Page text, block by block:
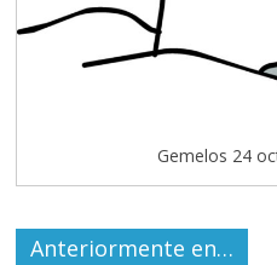
Gemelos 24
Anteriormente en…